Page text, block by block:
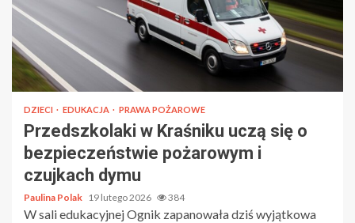
DZIECI EDUKACJA PRAWA POŻAROWE
Przedszkolaki w Kraśniku uczą się o
bezpieczeństwie pożarowym i
czujkach dymu
Paulina Polak 19 lutego 2026 384
W sali edukacyjnej Ognik zapanowała dziś wyjątkowa